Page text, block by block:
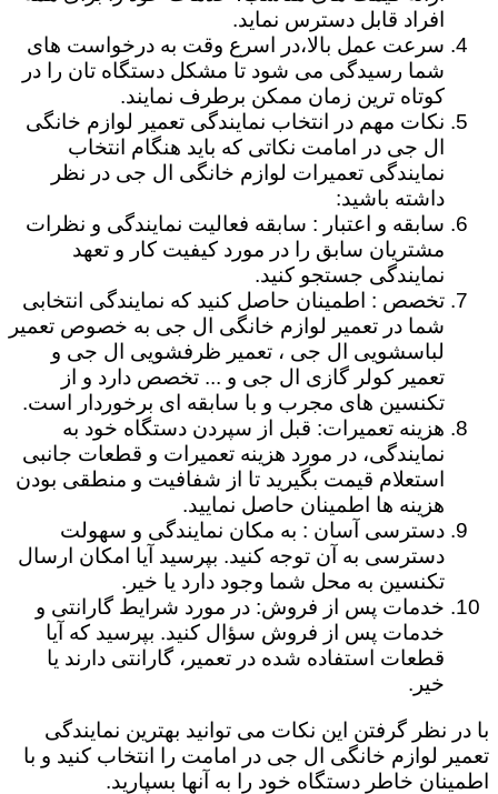
افراد قابل دسترس نماید.
سرعت عمل بالا،در اسرع وقت به درخواست های
شما رسیدگی می شود تا مشکل دستگاه تان را در
کوتاه ترین زمان ممکن برطرف نمایند.
نکات مهم در انتخاب نمایندگی تعمیر لوازم خانگی
ال جی در امامت نکاتی که باید هنگام انتخاب
نمایندگی تعمیرات لوازم خانگی ال جی در نظر
داشته باشید:
سابقه و اعتبار : سابقه فعالیت نمایندگی و نظرات
مشتریان سابق را در مورد کیفیت کار و تعهد
نمایندگی جستجو کنید.
تخصص : اطمینان حاصل کنید که نمایندگی انتخابی
شما در تعمیر لوازم خانگی ال جی به خصوص تعمیر
لباسشویی ال جی ، تعمیر ظرفشویی ال جی و
تعمیر کولر گازی ال جی و ... تخصص دارد و از
تکنسین های مجرب و با سابقه ای برخوردار است.
هزینه تعمیرات: قبل از سپردن دستگاه خود به
نمایندگی، در مورد هزینه تعمیرات و قطعات جانبی
استعلام قیمت بگیرید تا از شفافیت و منطقی بودن
هزینه ها اطمینان حاصل نمایید.
دسترسی آسان : به مکان نمایندگی و سهولت
دسترسی به آن توجه کنید. بپرسید آیا امکان ارسال
تکنسین به محل شما وجود دارد یا خیر.
خدمات پس از فروش: در مورد شرایط گارانتی و
خدمات پس از فروش سؤال کنید. بپرسید که آیا
قطعات استفاده شده در تعمیر، گارانتی دارند یا
خیر.
با در نظر گرفتن این نکات می توانید بهترین نمایندگی
تعمیر لوازم خانگی ال جی در امامت را انتخاب کنید و با
اطمینان خاطر دستگاه خود را به آنها بسپارید.